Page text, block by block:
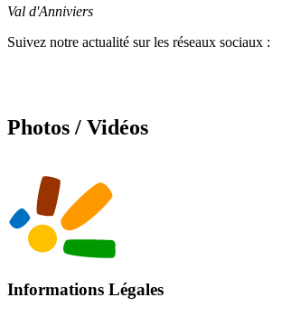
Val d'Anniviers
Suivez notre actualité sur les réseaux sociaux :
Photos / Vidéos
Informations Légales